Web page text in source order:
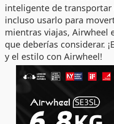
inteligente de transportar
incluso usarlo para
mientras viajas, Airwheel
que deberías considerar.
y el estilo con Airwheel!